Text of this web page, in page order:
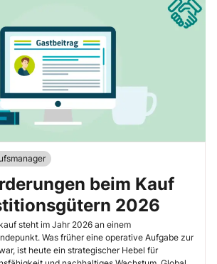
beim Kauf
2026
steht im Jahr 2026 an einem
Was früher eine operative Aufgabe zur
ist heute ein strategischer Hebel für